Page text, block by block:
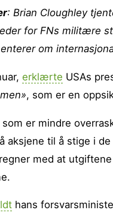
: Brian Cloughley
for FNs militære
om
erklærte USAs
, som er en
som er mindre
til å stige i
med at
hans